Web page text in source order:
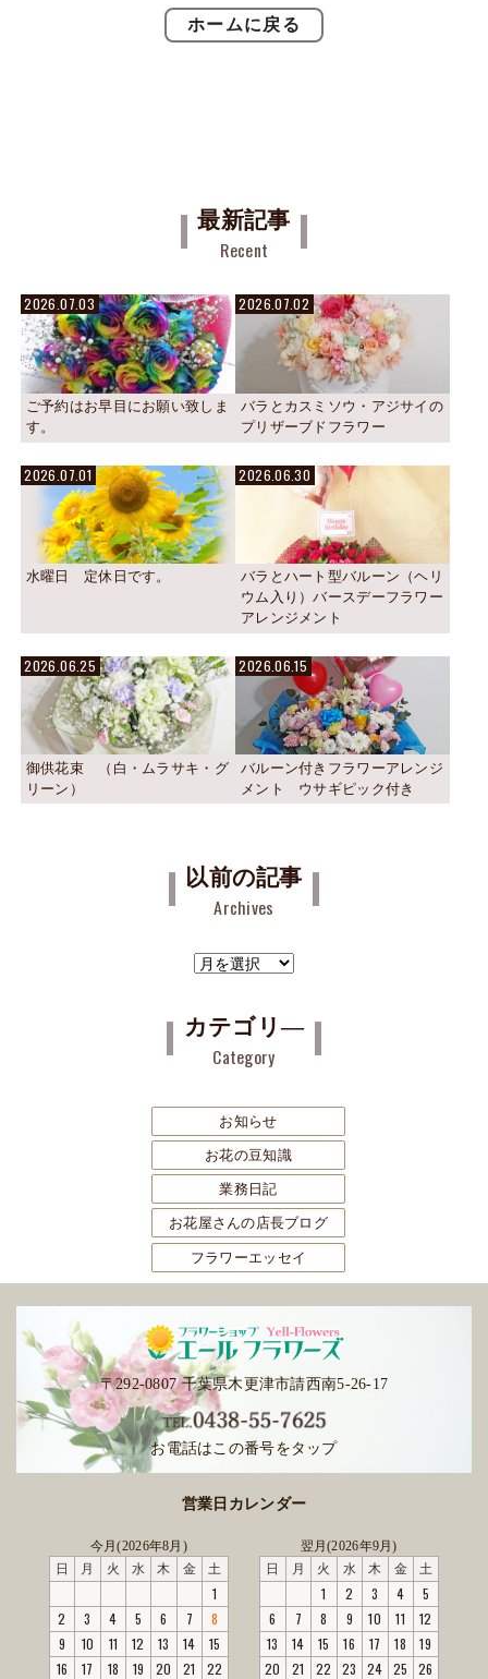
ホームに戻る
最新記事
Recent
2026.07.03
ご予約はお早目にお願い致しま
す。
2026.07.02
バラとカスミソウ・アジサイの
プリザーブドフラワー
2026.07.01
水曜日 定休日です。
2026.06.30
バラとハート型バルーン（ヘリ
ウム入り）バースデーフラワー
アレンジメント
2026.06.25
御供花束 （白・ムラサキ・グ
リーン）
2026.06.15
バルーン付きフラワーアレンジ
メント ウサギピック付き
以前の記事
Archives
ア
イ
カテゴリ―
Category
お知らせ
お花の豆知識
業務日記
お花屋さんの店長ブログ
フラワーエッセイ
〒292-0807 千葉県木更津市請西南5-26-17
お電話はこの番号をタップ
営業日カレンダー
今月(2026年8月)
日
月 火 水 木 金 土
1
2
3 4 5 6 7
8
9
10 11 12 13 14
15
16
17 18 19 20 21 22
翌月(2026年9月)
日
月 火 水 木 金 土
1 2 3 4
5
6
7 8 9 10 11
12
13
14 15 16 17 18
19
20
21 22 23 24 25 26